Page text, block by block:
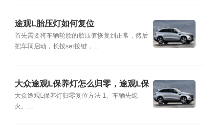
途观L胎压灯如何复位
首先需要将车辆轮胎的胎压值恢复到正常，然后
把车辆启动，长按set按键，...
大众途观L保养灯怎么归零，途观L保
养灯复位清零方法
大众途观L保养灯归零复位方法 1、车辆先熄
火。...